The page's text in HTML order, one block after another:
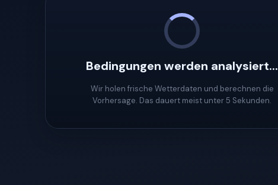
Bedingungen werden analysiert...
Wir holen frische Wetterdaten und berechnen die
Vorhersage. Das dauert meist unter 5 Sekunden.